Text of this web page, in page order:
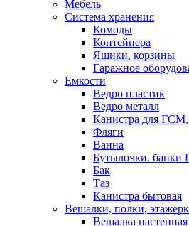
Мебель
Система хранения
Комоды
Контейнера
Ящики, корзины
Гаражное
Емкости
Ведро пластик
Ведро металл
Канистра для
Фляги
Ванна
Бутылочки. банки
Бак
Таз
Канистра бытовая
Вешалки, полки,
Вешалка настенная